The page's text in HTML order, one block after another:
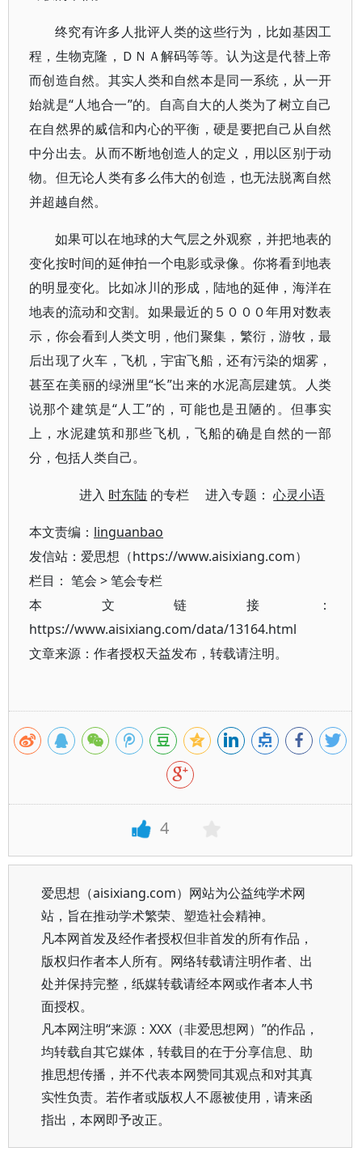
终究有许多人批评人类的这些行为，比如基因工
程，生物克隆，ＤＮＡ解码等等。认为这是代替上帝
而创造自然。其实人类和自然本是同一系统，从一开
始就是“人地合一”的。自高自大的人类为了树立自己
在自然界的威信和内心的平衡，硬是要把自己从自然
中分出去。从而不断地创造人的定义，用以区别于动
物。但无论人类有多么伟大的创造，也无法脱离自然
并超越自然。
如果可以在地球的大气层之外观察，并把地表的
变化按时间的延伸拍一个电影或录像。你将看到地表
的明显变化。比如冰川的形成，陆地的延伸，海洋在
地表的流动和交割。如果最近的５０００年用对数表
示，你会看到人类文明，他们聚集，繁衍，游牧，最
后出现了火车，飞机，宇宙飞船，还有污染的烟雾，
甚至在美丽的绿洲里“长”出来的水泥高层建筑。人类
说那个建筑是“人工”的，可能也是丑陋的。但事实
上，水泥建筑和那些飞机，飞船的确是自然的一部
分，包括人类自己。
进入 时东陆 的专栏 进入专题：心灵小语
本文责编： linguanbao
发信站：爱思想（https://www.aisixiang.com）
栏目： 笔会 >笔会专栏
本文链接：
https://www.aisixiang.com/data/13164.html
文章来源：作者授权天益发布，转载请注明。
4
爱思想（aisixiang.com）网站为公益纯学术网
站，旨在推动学术繁荣、塑造社会精神。
凡本网首发及经作者授权但非首发的所有作品，
版权归作者本人所有。网络转载请注明作者、出
处并保持完整，纸媒转载请经本网或作者本人书
面授权。
凡本网注明“来源：XXX（非爱思想网）”的作品，
均转载自其它媒体，转载目的在于分享信息、助
推思想传播，并不代表本网赞同其观点和对其真
实性负责。若作者或版权人不愿被使用，请来函
指出，本网即予改正。